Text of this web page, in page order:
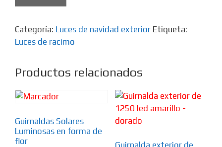
Categoría: Luces de navidad exterior Etiqueta:
Luces de racimo
Productos relacionados
Guirnaldas Solares
Luminosas en forma de
flor
Guirnalda exterior de